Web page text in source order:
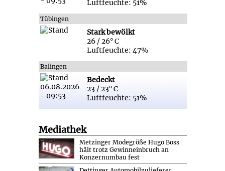
Luftfeuchte: 51%
Tübingen
Stark bewölkt
26 / 26° C
Luftfeuchte: 47%
Balingen
Bedeckt
23 / 23° C
Luftfeuchte: 51%
Mediathek
Metzinger Modegröße Hugo Boss
hält trotz Gewinneinbruch an
Konzernumbau fest